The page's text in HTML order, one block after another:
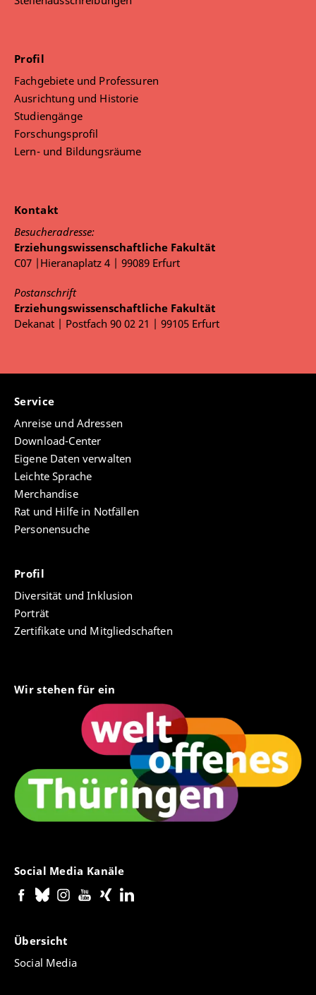
Profil
Fachgebiete und Professuren
Ausrichtung und Historie
Studiengänge
Forschungsprofil
Lern- und Bildungsräume
Kontakt
Besucheradresse:
Erziehungswissenschaftliche Fakultät
C07 |Hieranaplatz 4 | 99089 Erfurt
Postanschrift
Erziehungswissenschaftliche Fakultät
Dekanat | Postfach 90 02 21 | 99105 Erfurt
Service
Anreise und Adressen
Download-Center
Eigene Daten verwalten
Leichte Sprache
Merchandise
Rat und Hilfe in Notfällen
Personensuche
Profil
Diversität und Inklusion
Porträt
Zertifikate und Mitgliedschaften
Wir stehen für ein
Social Media Kanäle
Übersicht
Social Media